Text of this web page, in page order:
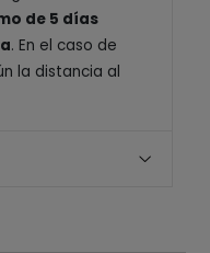
de 5 días
. En el caso de
la distancia al